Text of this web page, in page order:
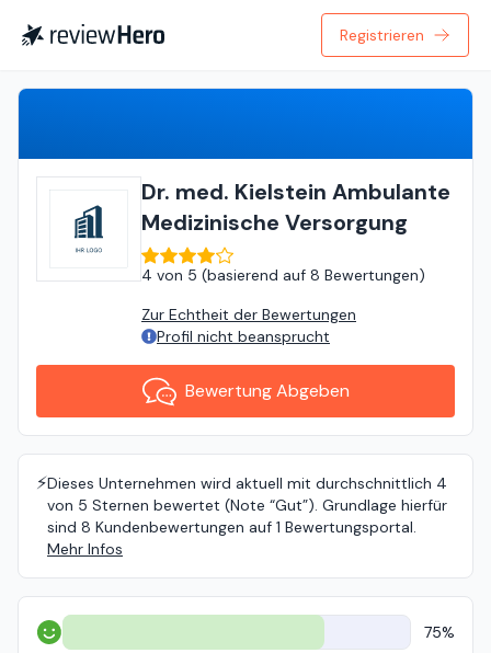
Registrieren
Dr. med. Kielstein Ambulante
Medizinische Versorgung
4 von 5 (basierend auf 8 Bewertungen)
Zur Echtheit der Bewertungen
Profil nicht beansprucht
Bewertung Abgeben
⚡️Dieses Unternehmen wird aktuell mit durchschnittlich 4
von 5 Sternen bewertet (Note “Gut”). Grundlage hierfür
sind 8 Kundenbewertungen auf 1 Bewertungsportal.
Mehr Infos
Positiv 75%